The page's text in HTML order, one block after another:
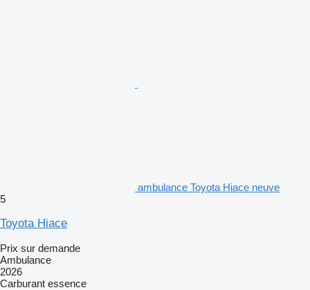
ambulance Toyota Hiace neuve
5
Toyota Hiace
Prix sur demande
Ambulance
2026
Carburant essence